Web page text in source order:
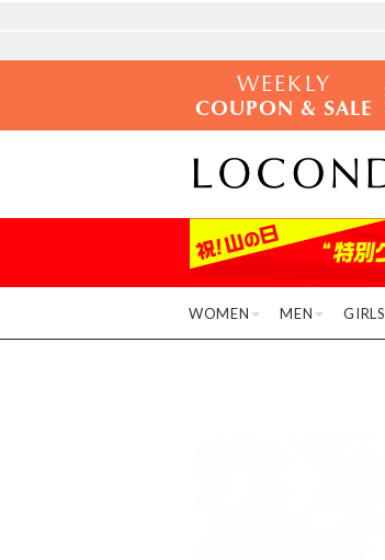
WEEKLY
COUPON & SALE
WOMEN MEN GIRLS